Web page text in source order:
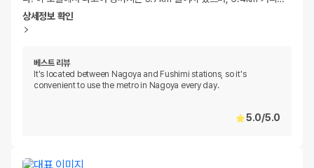
상세정보 확인
베스트 리뷰
It's located between Nagoya and Fushimi stations, so it's
convenient to use the metro in Nagoya every day.
5.0/5.0